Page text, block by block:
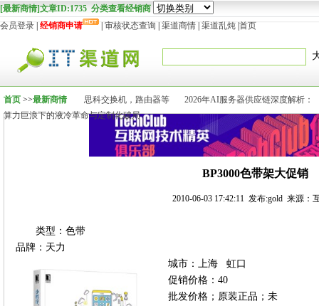
[最新商情]文章ID:1735 分类查看经销商
会员登录 经销商申请 审核状态查询 渠道商情 渠道乱炖 首页
首页 >>最新商情 思科交换机，路由器等
2026年AI服务器供应链深度解析：
算力巨浪下的液冷革命与定制化破局
BP3000色带架大促销
2010-06-03 17:42:11 发布:gold 来源：
类型：色带
品牌：天力
城市：上海 虹口
促销价格：40
批发价格；原装正品；未